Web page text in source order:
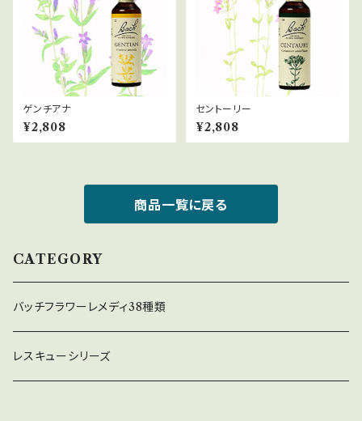
ゲンチアナ
¥2,808
セントーリー
¥2,808
商品一覧に戻る
CATEGORY
バッチフラワーレメディ38種類
レスキューシリーズ